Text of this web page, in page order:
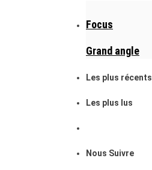
Focus
Grand angle
Les plus récents
Les plus lus
Nous Suivre